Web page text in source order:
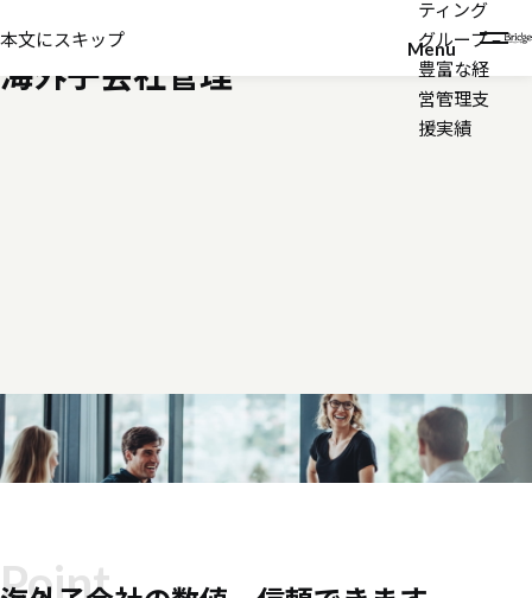
本文にスキップ
ティング
グループ –
豊富な経
営管理支
援実績
Menu
海外子会社管理
Point